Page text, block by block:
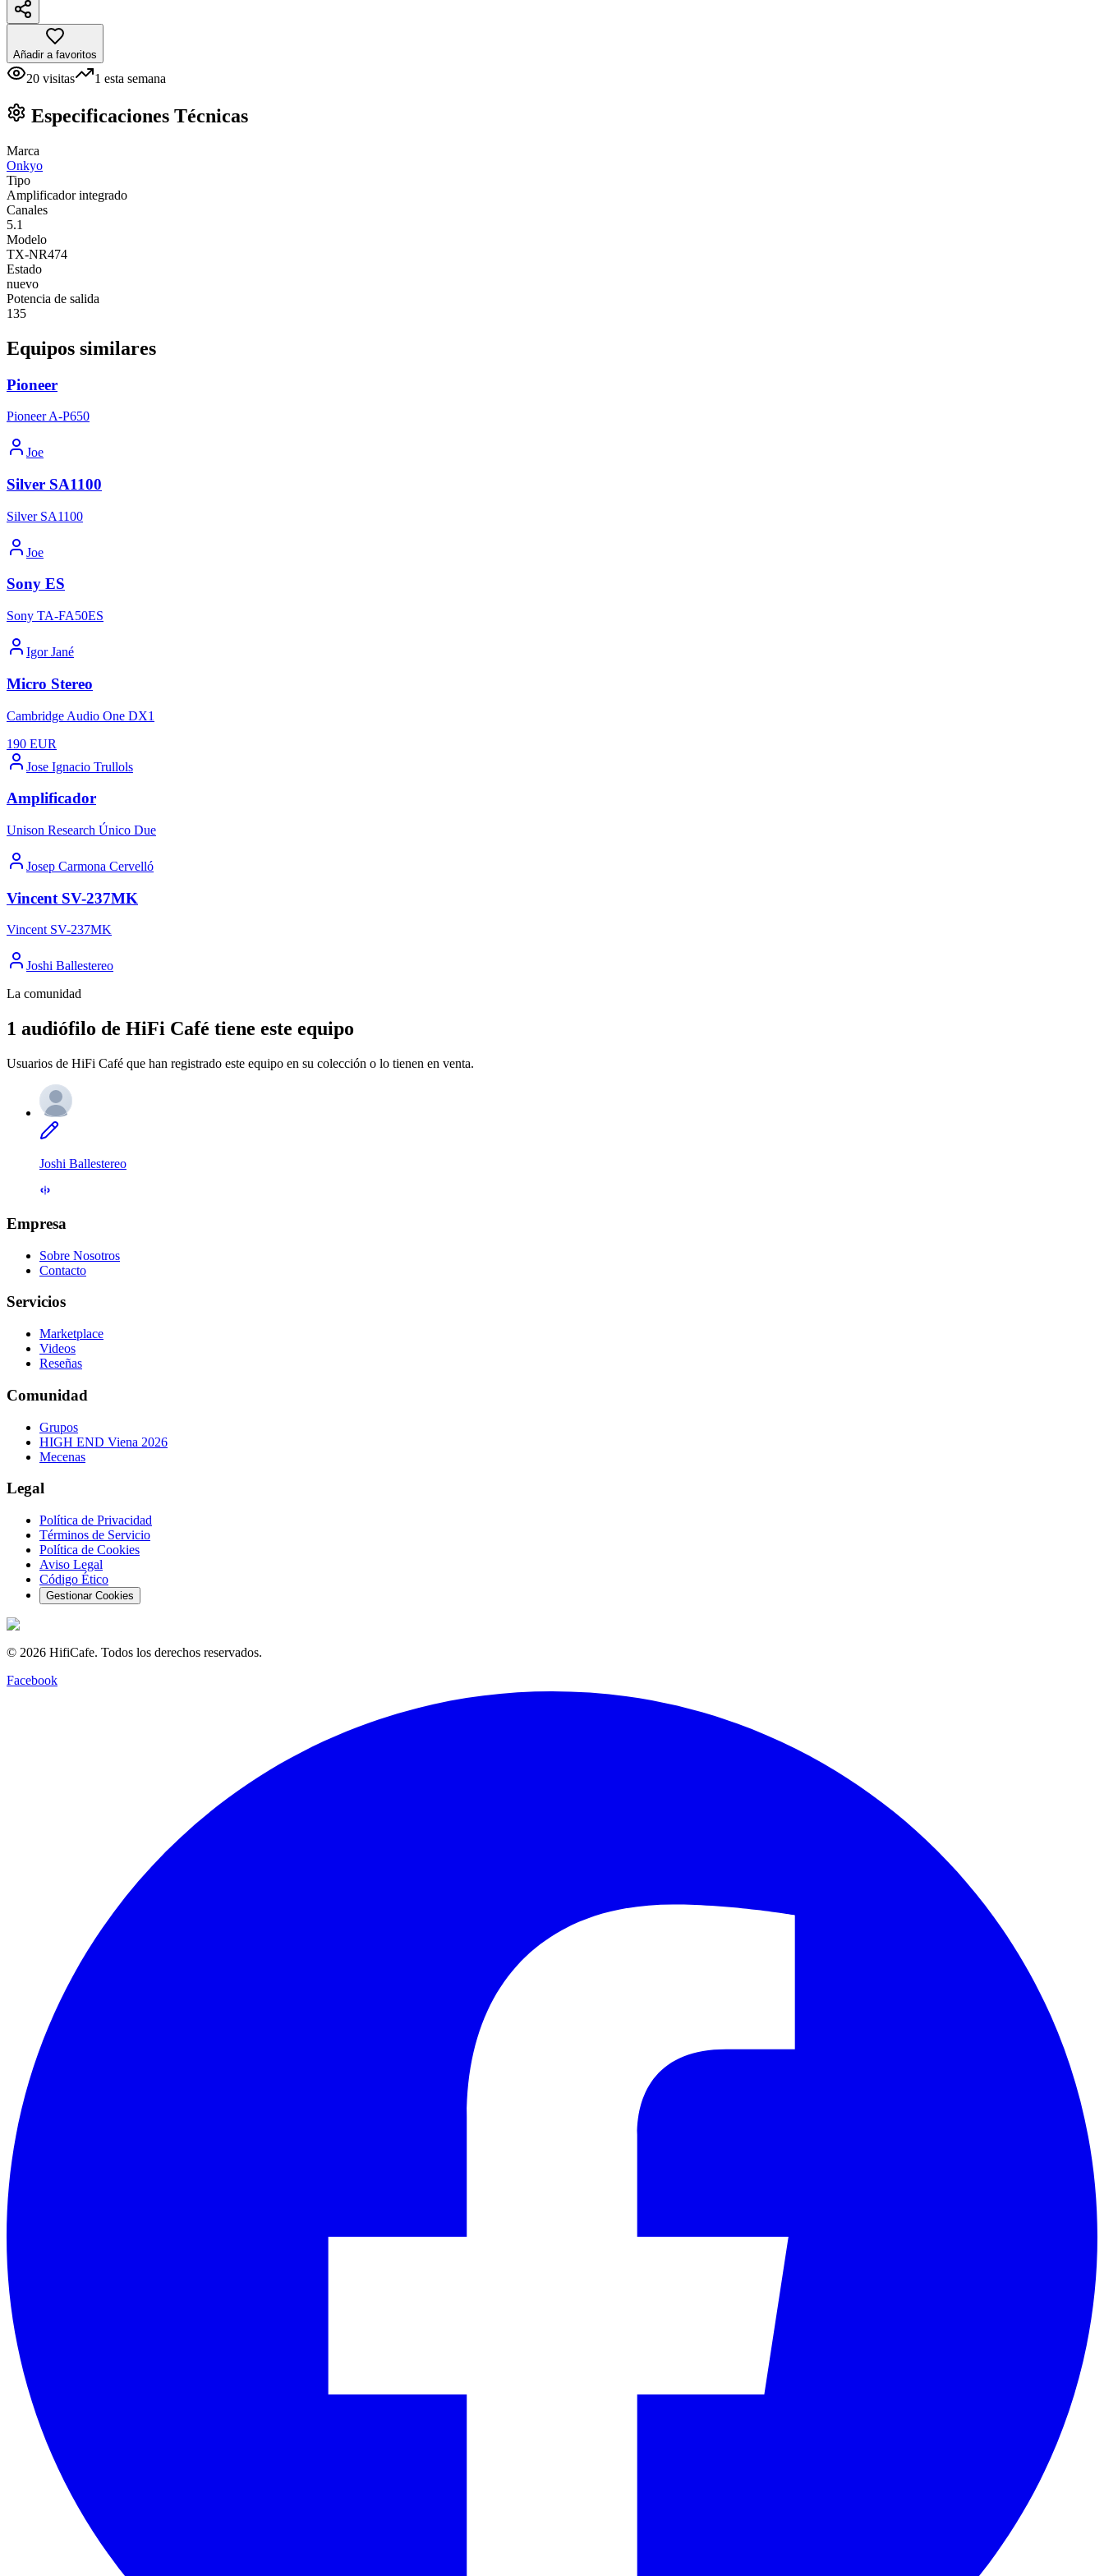
Añadir a favoritos
20 visitas 1 esta semana
Especificaciones Técnicas
Marca
Onkyo
Tipo
Amplificador integrado
Canales
5.1
Modelo
TX-NR474
Estado
nuevo
Potencia de salida
135
Equipos similares
Pioneer
Pioneer A-P650
Joe
Silver SA1100
Silver SA1100
Joe
Sony ES
Sony TA-FA50ES
Igor Jané
Micro Stereo
Cambridge Audio One DX1
190 EUR
Jose Ignacio Trullols
Amplificador
Unison Research Único Due
Josep Carmona Cervelló
Vincent SV-237MK
Vincent SV-237MK
Joshi Ballestereo
La comunidad
1 audiófilo de HiFi Café tiene este equipo
Usuarios de HiFi Café que han registrado este equipo en su colección o lo tienen en venta.
Joshi Ballestereo
Empresa
Sobre Nosotros
Contacto
Servicios
Marketplace
Videos
Reseñas
Comunidad
Grupos
HIGH END Viena 2026
Mecenas
Legal
Política de Privacidad
Términos de Servicio
Política de Cookies
Aviso Legal
Código Ético
Gestionar Cookies
© 2026 HifiCafe. Todos los derechos reservados.
Facebook